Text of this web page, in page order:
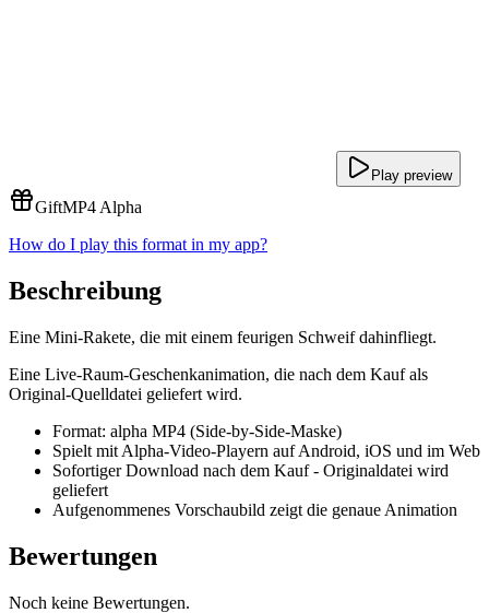
Play preview
GiftMP4 Alpha
How do I play this format in my app?
Beschreibung
Eine Mini-Rakete, die mit einem feurigen Schweif dahinfliegt.
Eine Live-Raum-Geschenkanimation, die nach dem Kauf als
Original-Quelldatei geliefert wird.
Format: alpha MP4 (Side-by-Side-Maske)
Spielt mit Alpha-Video-Playern auf Android, iOS und im Web
Sofortiger Download nach dem Kauf - Originaldatei wird
geliefert
Aufgenommenes Vorschaubild zeigt die genaue Animation
Bewertungen
Noch keine Bewertungen.